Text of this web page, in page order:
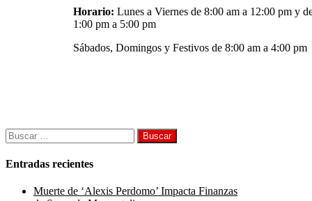
Horario: Lunes a Viernes de 8:00 am a 12:00 pm y
1:00 pm a 5:00 pm
Sábados, Domingos y Festivos de 8:00 am a 4:00 pm
Buscar:
Entradas recientes
Muerte de ‘Alexis Perdomo’ Impacta Finanzas